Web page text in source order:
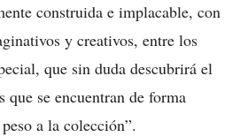
construida e implacable, con
y creativos, entre los
que sin duda descubrirá el
que se encuentran de forma
a la colección”.